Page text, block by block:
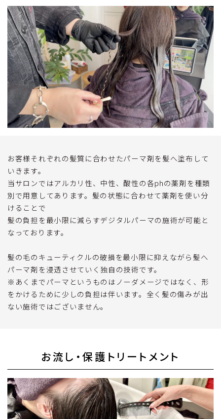
お客様それぞれの髪質に合わせたパーマ剤を髪へ塗布して
いきます。
当サロンではアルカリ性、中性、酸性の各phの薬剤を種類
別で用意してあります。髪の状態に合わせて薬剤を使い分
けることで
髪の負担を最小限に減らすデジタルパーマの施術が可能と
なっております。
髪の毛のキューティクルの破損を最小限に抑えながら髪へ
パーマ剤を浸透させていく独自の技術です。
※あくまでパーマというものはノーダメージではなく、形
をかけるために少しの負担は伴います。全く髪の傷みが出
ない施術ではございません。
お流し・保護トリートメント